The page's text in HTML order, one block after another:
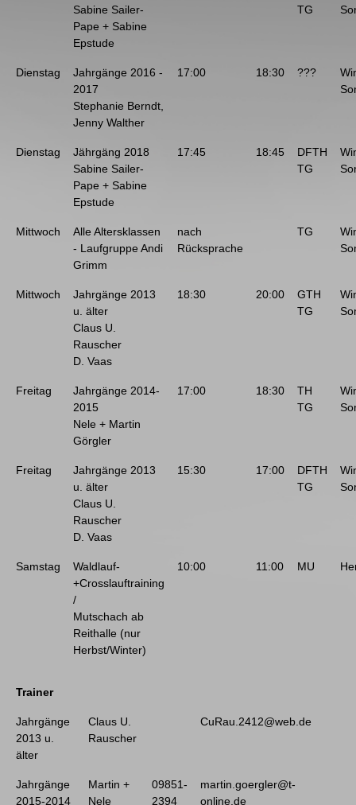
Sabine Sailer-
Pape + Sabine
Epstude
TG
Dienstag
Jahrgänge 2016 -
2017
Stephanie Berndt,
Jenny Walther
17:00 18:30 ???
Dienstag
Jährgäng 2018
Sabine Sailer-
Pape + Sabine
Epstude
17:45 18:45
DFTH
TG
Mittwoch
Alle Altersklassen
- Laufgruppe Andi
Grimm
nach
Rücksprache
TG
Mittwoch
Jahrgänge 2013
u. älter
Claus U.
Rauscher
D. Vaas
18:30 20:00
GTH
TG
Freitag
Jahrgänge 2014-
2015
Nele + Martin
Görgler
17:00 18:30
TH
TG
Freitag
Jahrgänge 2013
u. älter
Claus U.
Rauscher
D. Vaas
15:30 17:00
DFTH
TG
Samstag
Waldlauf-
+Crosslauftraining
/
Mutschach ab
Reithalle (nur
Herbst/Winter)
10:00 11:00 MU
Trainer
Jahrgänge
2013 u.
älter
Claus U.
Rauscher
CuRau.2412@web.de
Jahrgänge
2015-2014
Martin +
Nele
09851-
2394
martin.goergler@t-
online.de